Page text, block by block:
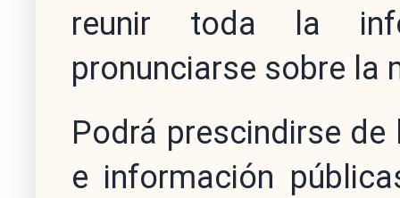
reunir toda la
pronunciarse sobre la
Podrá prescindirse
e información